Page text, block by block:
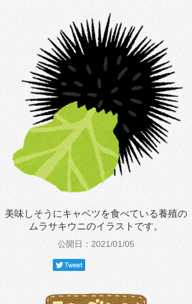
美味しそうにキャベツを食べている養殖の
ムラサキウニのイラストです。
公開日：2021/01/05